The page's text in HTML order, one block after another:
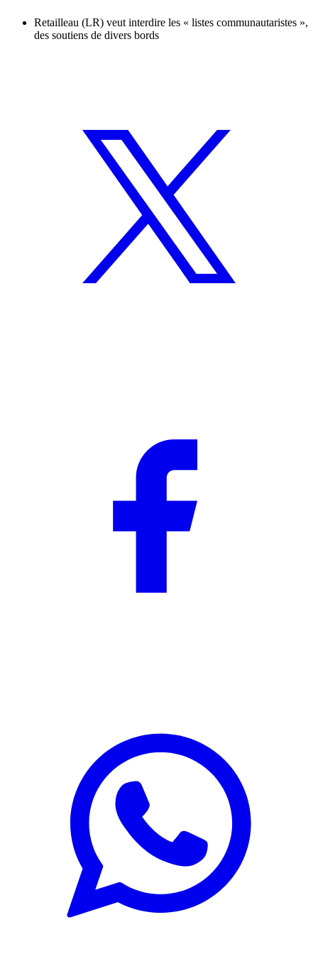
Retailleau (LR) veut interdire les « listes communautaristes »,
des soutiens de divers bords